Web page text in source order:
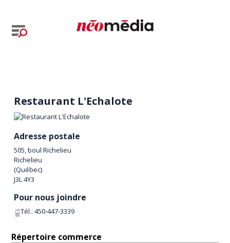
Restaurant L'Echalote
Adresse postale
505, boul Richelieu
Richelieu
(Québec)
J3L 4Y3
Pour nous joindre
Tél.:450-447-3339
Répertoire commerce